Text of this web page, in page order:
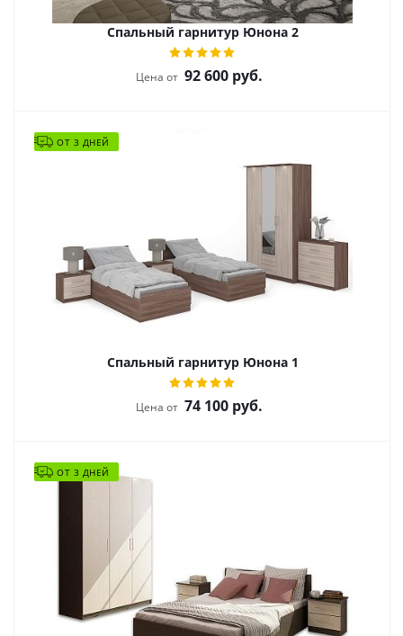
Спальный гарнитур Юнона 2
Цена от 92 600 руб.
ОТ 3 ДНЕЙ
Спальный гарнитур Юнона 1
Цена от 74 100 руб.
ОТ 3 ДНЕЙ